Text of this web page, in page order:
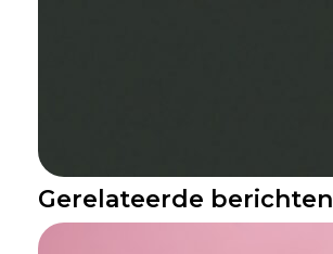
Gerelateerde berichten